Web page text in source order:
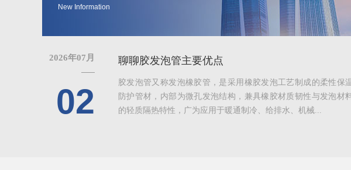
New Information
2026年07月
02
聊聊胶发泡管主要优点
胶发泡管又称发泡橡胶管，是采用橡胶发泡工艺制成的柔性保
防护管材，内部为微孔发泡结构，兼具橡胶材质韧性与发泡材
的轻质隔热特性，广为应用于暖通制冷、给排水、机械...